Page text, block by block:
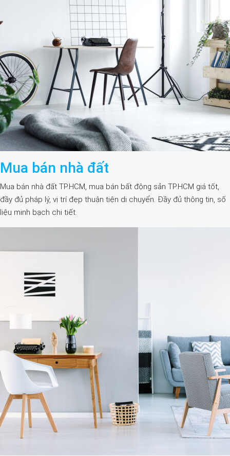
Mua bán nhà đất
Mua bán nhà đất TP.HCM, mua bán bất động sản TP.HCM giá tốt,
đầy đủ pháp lý, vị trí đẹp thuận tiện di chuyển. Đầy đủ thông tin, số
liệu minh bạch chi tiết.